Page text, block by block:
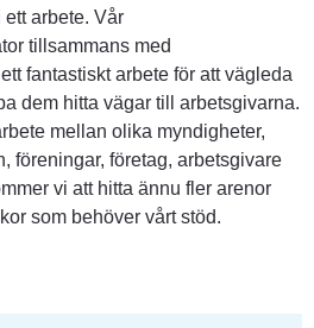
arbete. Vår
tillsammans med
fantastiskt arbete för att vägleda
dem hitta vägar till arbetsgivarna.
mellan olika myndigheter,
föreningar, företag, arbetsgivare
vi att hitta ännu fler arenor
som behöver vårt stöd.